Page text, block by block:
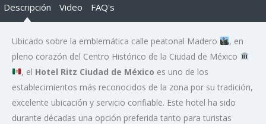
Descripción Video FAQ's
Ubicado sobre la emblemática calle peatonal Madero
, en
pleno corazón del Centro Histórico de la Ciudad de México
, el Hotel Ritz Ciudad de México es uno de los
establecimientos más reconocidos de la zona por su tradición,
excelente ubicación y servicio confiable. Este hotel ha sido
durante décadas una opción preferida tanto para turistas